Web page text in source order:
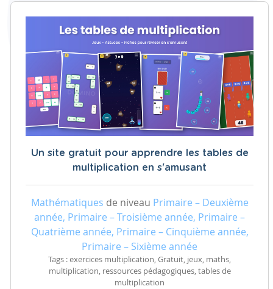
Un site gratuit pour apprendre les tables de
multiplication en s'amusant
Mathématiques de niveau Primaire – Deuxième
année, Primaire – Troisième année, Primaire –
Quatrième année, Primaire – Cinquième année,
Primaire – Sixième année
Tags : exercices multiplication, Gratuit, jeux, maths,
multiplication, ressources pédagogiques, tables de
multiplication